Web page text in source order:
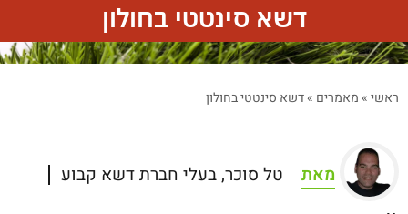
דשא סינטטי בחולון
ראשי»מאמרים »דשא סינטטי בחולון
מאת
טל סוכר, בעלי חברת דשא קבוע